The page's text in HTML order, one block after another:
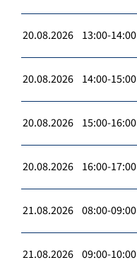
20.08.2026 13:00-14:00
20.08.2026 14:00-15:00
20.08.2026 15:00-16:00
20.08.2026 16:00-17:00
21.08.2026 08:00-09:00
21.08.2026 09:00-10:00